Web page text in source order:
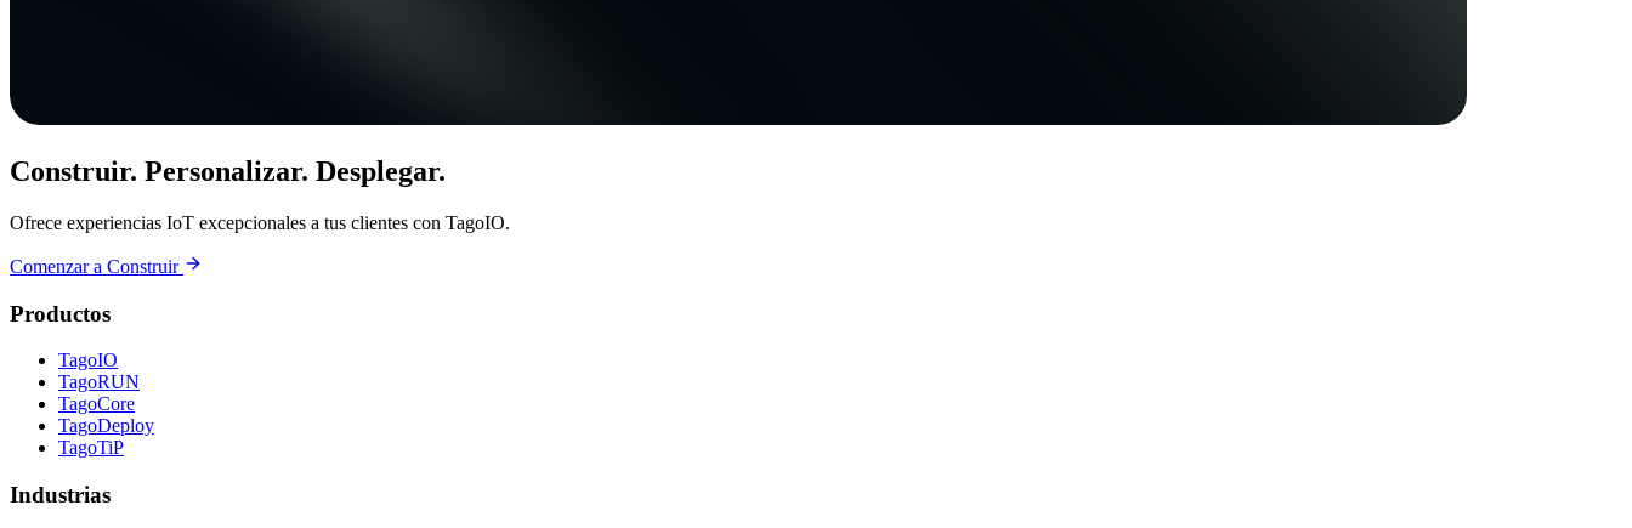
Construir. Personalizar. Desplegar.
Ofrece experiencias IoT excepcionales a tus clientes con TagoIO.
Comenzar a Construir
Productos
TagoIO
TagoRUN
TagoCore
TagoDeploy
TagoTiP
Industrias